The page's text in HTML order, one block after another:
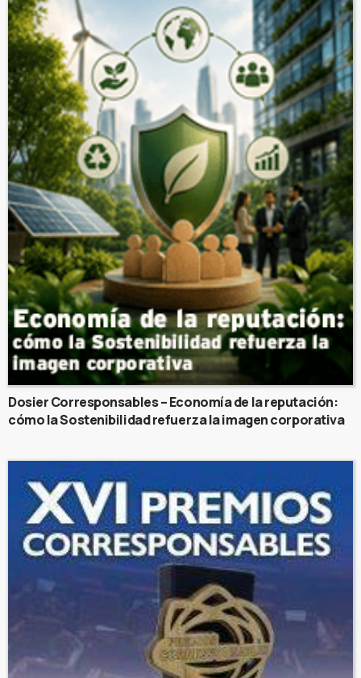
Dosier Corresponsables – Economía de la reputación:
cómo la Sostenibilidad refuerza la imagen corporativa